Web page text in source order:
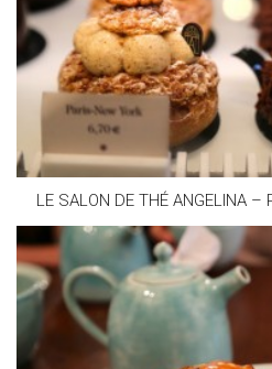
LE SALON DE THÉ ANGELINA –